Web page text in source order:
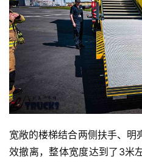
宽敞的楼梯结合两侧扶手、明
效撤离，整体宽度达到了3米